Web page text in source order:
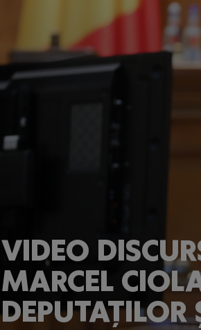
VIDEO
MARCEL
DEPUTAȚILOR